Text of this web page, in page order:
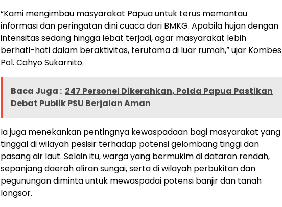
“Kami mengimbau masyarakat Papua untuk terus memantau
informasi dan peringatan dini cuaca dari BMKG. Apabila hujan dengan
intensitas sedang hingga lebat terjadi, agar masyarakat lebih
berhati-hati dalam beraktivitas, terutama di luar rumah,” ujar Kombes
Pol. Cahyo Sukarnito.
Baca Juga : 247 Personel Dikerahkan, Polda Papua Pastikan
Debat Publik PSU Berjalan Aman
Ia juga menekankan pentingnya kewaspadaan bagi masyarakat yang
tinggal di wilayah pesisir terhadap potensi gelombang tinggi dan
pasang air laut. Selain itu, warga yang bermukim di dataran rendah,
sepanjang daerah aliran sungai, serta di wilayah perbukitan dan
pegunungan diminta untuk mewaspadai potensi banjir dan tanah
longsor.